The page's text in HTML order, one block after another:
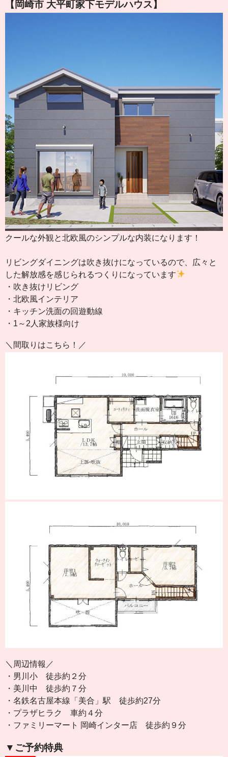
【岡崎市 大平町家下モデルハウス】
クールな外観と北欧風のシンプルな内装になります！
リビングダイニングは吹き抜けになっているので、広々と
した解放感を感じられるつくりになっています
・吹き抜けリビング
・北欧風インテリア
・キッチン洗面の回遊動線
・1～2人家族様向け
＼間取りはこちら！／
＼周辺情報／
・男川小 徒歩約２分
・美川中 徒歩約７分
・名鉄名古屋本線「美合」駅 徒歩約27分
・プラザヒラク 車約４分
・ファミリーマート 岡崎インター店 徒歩約９分
▼ご予約特典